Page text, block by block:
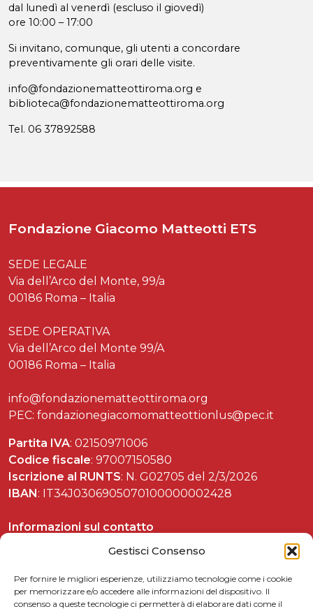
Gestisci Consenso
Per fornire le migliori esperienze, utilizziamo tecnologie come i cookie
per memorizzare e/o accedere alle informazioni del dispositivo. Il
consenso a queste tecnologie ci permetterà di elaborare dati come il
dal lunedì al venerdì (escluso il giovedì)
ore 10:00 – 17:00
Si invitano, comunque, gli utenti a concordare
preventivamente gli orari delle visite.
info@fondazionematteottiroma.org e
biblioteca@fondazionematteottiroma.org
Tel. 06 37892588
Fondazione Giacomo Matteotti ETS
SEDE LEGALE
Via dell’Arco del Monte, 99/a
00186 Roma – Italia
SEDE OPERATIVA
Via dell’Arco del Monte 99/A
00186 Roma – Italia
info@fondazionematteottiroma.org
PEC: fondazionegiacomomatteottionlus@pec.it
Partita IVA: 02150971006
Codice fiscale: 97007150580
Iscrizione al RUNTS: N. G02705 del 2/3/2026
IBAN: IT34J0306905070100000002428
Informazioni sul contatto